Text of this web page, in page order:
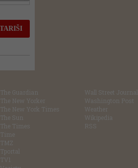
The Guardian
The New Yorker
The New York Times
The Sun
The Times
Time
TMZ
Tportal
TV1
Wall Street Journal
Washington Post
Weather
Wikipedia
RSS